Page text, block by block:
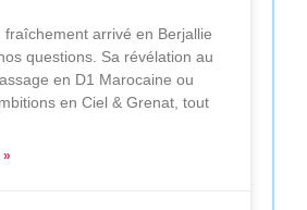
fraîchement arrivé en Berjallie
questions. Sa révélation au
en D1 Marocaine ou
en Ciel & Grenat, tout
»